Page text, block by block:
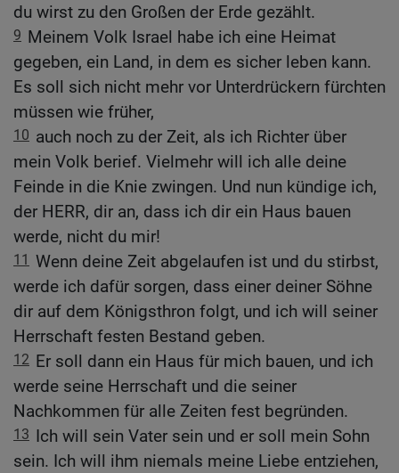
du wirst zu den Großen der Erde gezählt.
9 Meinem Volk Israel habe ich eine Heimat
gegeben, ein Land, in dem es sicher leben kann.
Es soll sich nicht mehr vor Unterdrückern fürchten
müssen wie früher,
10 auch noch zu der Zeit, als ich Richter über
mein Volk berief. Vielmehr will ich alle deine
Feinde in die Knie zwingen. Und nun kündige ich,
der HERR, dir an, dass ich dir ein Haus bauen
werde, nicht du mir!
11 Wenn deine Zeit abgelaufen ist und du stirbst,
werde ich dafür sorgen, dass einer deiner Söhne
dir auf dem Königsthron folgt, und ich will seiner
Herrschaft festen Bestand geben.
12 Er soll dann ein Haus für mich bauen, und ich
werde seine Herrschaft und die seiner
Nachkommen für alle Zeiten fest begründen.
13 Ich will sein Vater sein und er soll mein Sohn
sein. Ich will ihm niemals meine Liebe entziehen,